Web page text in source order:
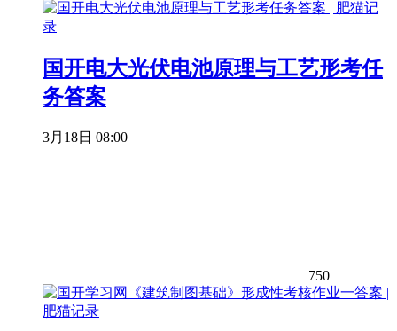
国开电大光伏电池原理与工艺形考任
务答案
3月18日 08:00
750